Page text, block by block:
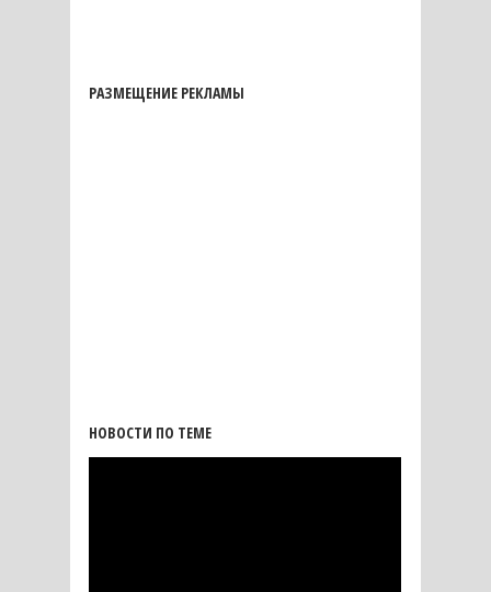
РАЗМЕЩЕНИЕ РЕКЛАМЫ
НОВОСТИ ПО ТЕМЕ